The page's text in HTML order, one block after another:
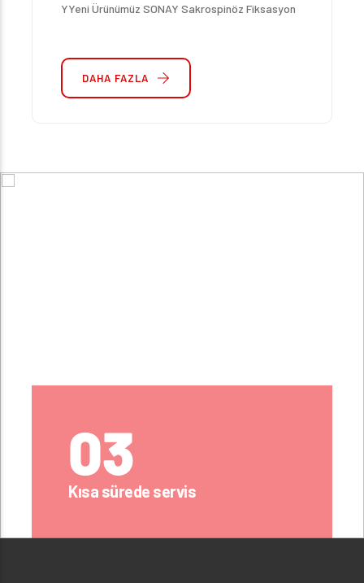
YYeni Ürünümüz SONAY Sakrospinöz Fiksasyon
DAHA FAZLA
03
Kısa sürede servis